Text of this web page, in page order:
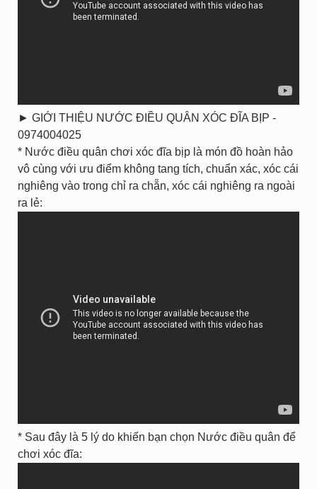
► GIỚI THIỆU NƯỚC ĐIỀU QUÂN XÓC ĐĨA BỊP -
0974004025
* Nước điều quân chơi xóc đĩa bịp là món đồ hoàn hảo
vô cùng với ưu điểm không tang tích, chuẩn xác, xóc cái
nghiêng vào trong chỉ ra chẵn, xóc cái nghiêng ra ngoài
ra lẻ:
* Sau đây là 5 lý do khiến bạn chọn Nước điều quân để
chơi xóc đĩa: